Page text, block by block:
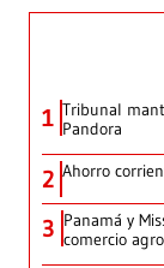
1 Tribunal
Pandora
2 Ahorro
3 Panamá y
comercio